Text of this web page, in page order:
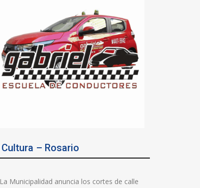
Cultura – Rosario
La Municipalidad anuncia los cortes de calle